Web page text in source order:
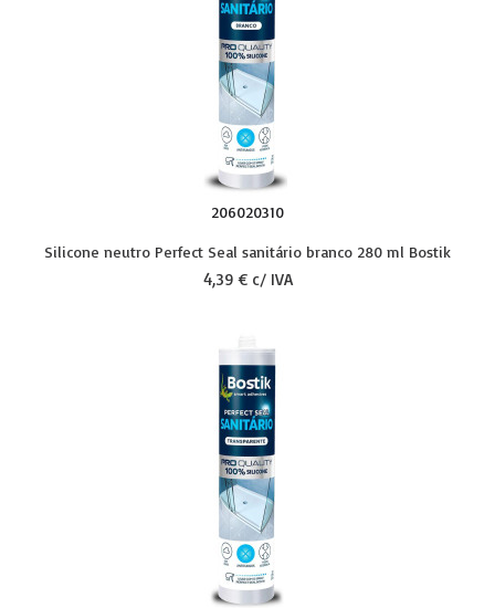
206020310
Silicone neutro Perfect Seal sanitário branco 280 ml Bostik
4,39 € c/ IVA